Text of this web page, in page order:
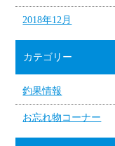
2018年12月
カテゴリー
釣果情報
お忘れ物コーナー